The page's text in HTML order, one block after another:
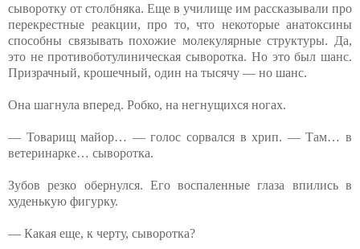
сыворотку от столбняка. Еще в училище им рассказывали про
перекрестные реакции, про то, что некоторые анатоксины
способны связывать похожие молекулярные структуры. Да,
это не противоботулиническая сыворотка. Но это был шанс.
Призрачный, крошечный, один на тысячу — но шанс.
Она шагнула вперед. Робко, на негнущихся ногах.
— Товарищ майор… — голос сорвался в хрип. — Там… в
ветеринарке… сыворотка.
Зубов резко обернулся. Его воспаленные глаза впились в
худенькую фигурку.
— Какая еще, к черту, сыворотка?